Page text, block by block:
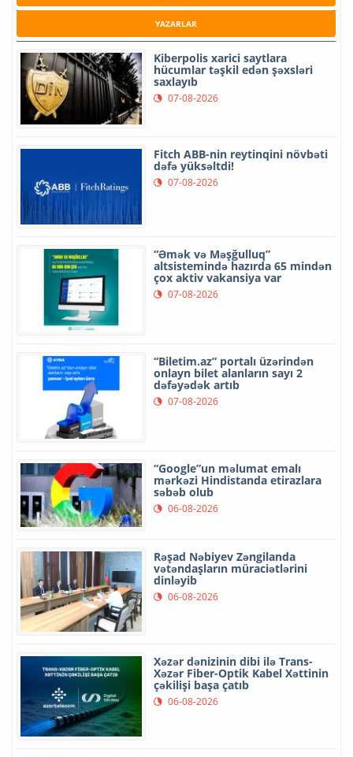
YAZARLAR
Kiberpolis xarici saytlara
hücumlar təşkil edən şəxsləri
saxlayıb
07-08-2026
Fitch ABB-nin reytinqini növbəti
dəfə yüksəltdi!
07-08-2026
“Əmək və Məşğulluq”
altsistemində hazırda 65 mindən
çox aktiv vakansiya var
07-08-2026
“Biletim.az” portalı üzərindən
onlayn bilet alanların sayı 2
dəfəyədək artıb
07-08-2026
“Google”un məlumat emalı
mərkəzi Hindistanda etirazlara
səbəb olub
06-08-2026
Rəşad Nəbiyev Zəngilanda
vətəndaşların müraciətlərini
dinləyib
06-08-2026
Xəzər dənizinin dibi ilə Trans-
Xəzər Fiber-Optik Kabel Xəttinin
çəkilişi başa çatıb
06-08-2026